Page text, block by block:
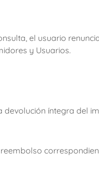
el usuario
y Usuarios.
devolución íntegra del